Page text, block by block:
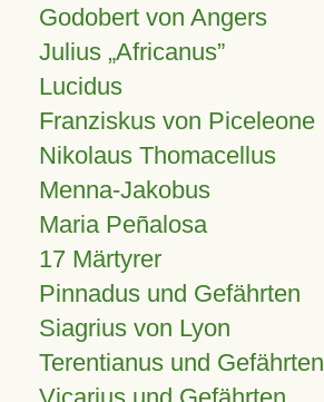
Godobert von Angers
Julius Africanus
Lucidus
Franziskus von Piceleone
Nikolaus Thomacellus
Menna-Jakobus
Maria Peñalosa
17 Märtyrer
Pinnadus und Gefährten
Siagrius von Lyon
Terentianus und Gefährten